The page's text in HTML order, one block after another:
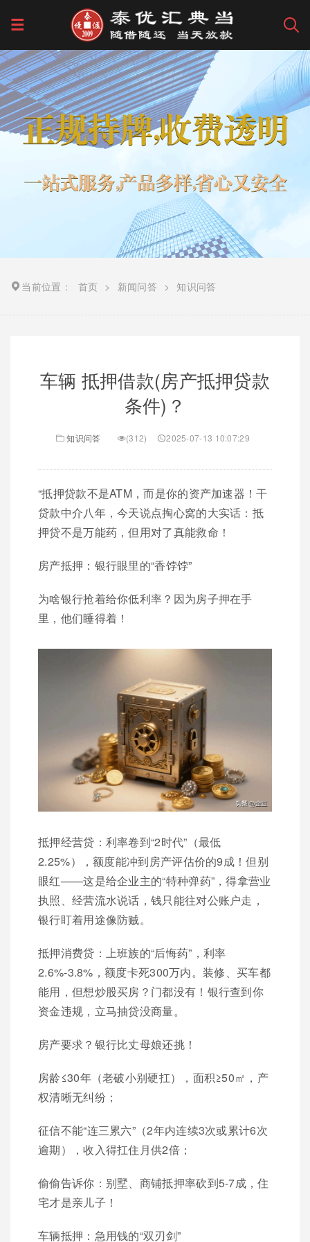
当前位置： 首页 > 新闻问答 > 知识问答
车辆 抵押借款(房产抵押贷款
条件)？
知识问答 (312) 2025-07-13 10:07:29
“抵押贷款不是ATM，而是你的资产加速器！干
贷款中介八年，今天说点掏心窝的大实话：抵
押贷不是万能药，但用对了真能救命！
房产抵押：银行眼里的“香饽饽”
为啥银行抢着给你低利率？因为房子押在手
里，他们睡得着！
抵押经营贷：利率卷到“2时代”（最低
2.25%），额度能冲到房产评估价的9成！但别
眼红——这是给企业主的“特种弹药”，得拿营业
执照、经营流水说话，钱只能往对公账户走，
银行盯着用途像防贼。
抵押消费贷：上班族的“后悔药”，利率
2.6%-3.8%，额度卡死300万内。装修、买车都
能用，但想炒股买房？门都没有！银行查到你
资金违规，立马抽贷没商量。
房产要求？银行比丈母娘还挑！
房龄≤30年（老破小别硬扛），面积≥50㎡，产
权清晰无纠纷；
征信不能“连三累六”（2年内连续3次或累计6次
逾期），收入得扛住月供2倍；
偷偷告诉你：别墅、商铺抵押率砍到5-7成，住
宅才是亲儿子！
车辆抵押：急用钱的“双刃剑”